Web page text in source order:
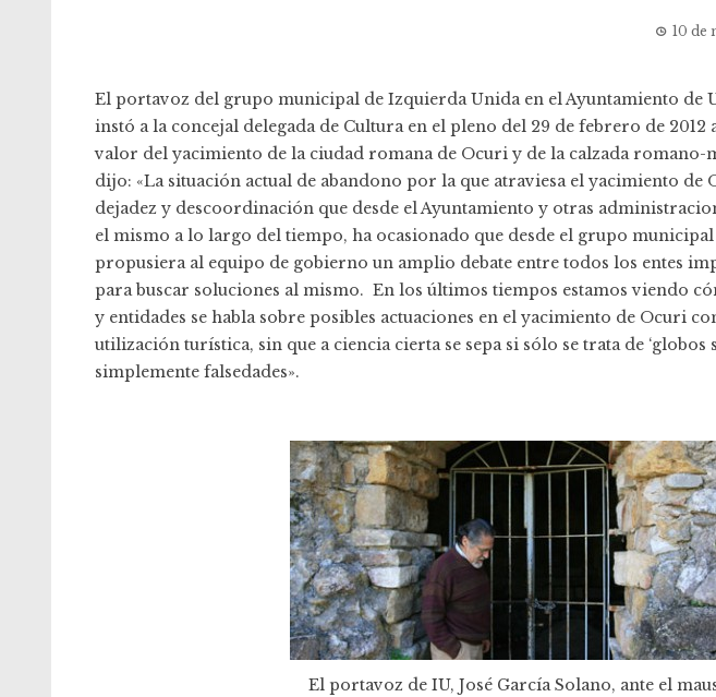
10 de
El portavoz del grupo municipal de Izquierda Unida en el Ayuntamiento de
instó a la concejal delegada de Cultura en el pleno del 29 de febrero de 2012
valor del yacimiento de la ciudad romana de Ocuri y de la calzada romano-
dijo: «La situación actual de abandono por la que atraviesa el yacimiento de
dejadez y descoordinación que desde el Ayuntamiento y otras
el mismo a lo largo del tiempo, ha ocasionado que desde el grupo
propusiera al equipo de gobierno un amplio debate entre todos los entes
para buscar soluciones al mismo. En los últimos tiempos estamos viendo
y entidades se habla sobre posibles actuaciones en el yacimiento de Ocuri
utilización turística, sin que a ciencia cierta se sepa si sólo se trata de ‘globos
simplemente falsedades».
El portavoz de IU, José García Solano, ante el